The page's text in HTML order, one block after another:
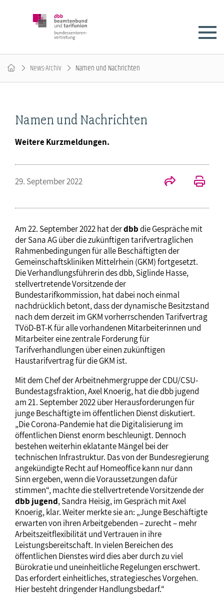
News-Archiv Namen und Nachrichten
Namen und Nachrichten
Weitere Kurzmeldungen.
29. September 2022
Am 22. September 2022 hat derdbbdie Gespräche mit
der Sana AG über die zukünftigen tarifvertraglichen
Rahmenbedingungen für alle Beschäftigten der
Gemeinschaftskliniken Mittelrhein (GKM) fortgesetzt.
Die Verhandlungsführerin des dbb, Siglinde Hasse,
stellvertretende Vorsitzende der
Bundestarifkommission, hat dabei noch einmal
nachdrücklich betont, dass der dynamische Besitzstand
nach dem derzeit im GKM vorherrschenden Tarifvertrag
TVöD-BT-K für alle vorhandenen Mitarbeiterinnen und
Mitarbeiter eine zentrale Forderung für
Tarifverhandlungen über einen zukünftigen
Haustarifvertrag für die GKM ist.
Mit dem Chef der Arbeitnehmergruppe der CDU/CSU-
Bundestagsfraktion, Axel Knoerig, hat die dbb jugend
am 21. September 2022 über Herausforderungen für
junge Beschäftigte im öffentlichen Dienst diskutiert.
„Die Corona-Pandemie hat die Digitalisierung im
öffentlichen Dienst enorm beschleunigt. Dennoch
bestehen weiterhin eklatante Mängel bei der
technischen Infrastruktur. Das von der Bundesregierung
angekündigte Recht auf Homeoffice kann nur dann
Sinn ergeben, wenn die Voraussetzungen dafür
stimmen“, machte die stellvertretende Vorsitzende der
dbb jugend, Sandra Heisig, im Gespräch mit Axel
Knoerig, klar. Weiter merkte sie an: „Junge Beschäftigte
erwarten von ihren Arbeitgebenden – zurecht – mehr
Arbeitszeitflexibilität und Vertrauen in ihre
Leistungsbereitschaft. In vielen Bereichen des
öffentlichen Dienstes wird dies aber durch zu viel
Bürokratie und uneinheitliche Regelungen erschwert.
Das erfordert einheitliches, strategiesches Vorgehen.
Hier besteht dringender Handlungsbedarf.“